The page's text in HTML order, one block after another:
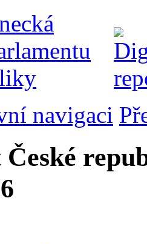
navigaci